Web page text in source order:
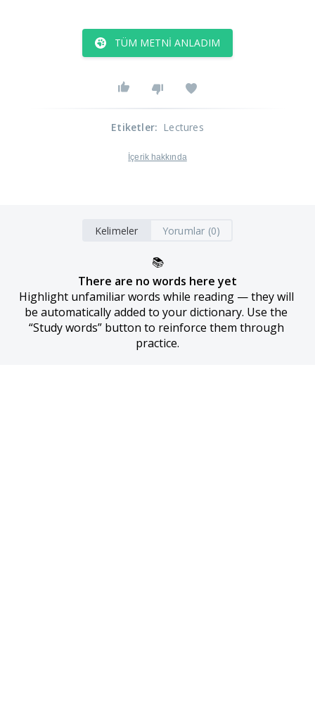
TÜM METNI ANLADIM
Etiketler: Lectures
İçerik hakkında
Kelimeler Yorumlar (0)
📚
There are no words here yet
Highlight unfamiliar words while reading — they will
be automatically added to your dictionary. Use the
“Study words” button to reinforce them through
practice.